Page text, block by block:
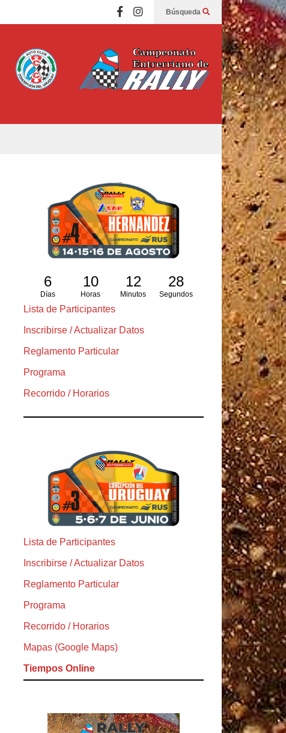
Búsqueda
6
Días
10
Horas
12
Minutos
27
Segundos
Lista de Participantes
Inscribirse / Actualizar Datos
Reglamento Particular
Programa
Recorrido / Horarios
Lista de Participantes
Inscribirse / Actualizar Datos
Reglamento Particular
Programa
Recorrido / Horarios
Mapas (Google Maps)
Tiempos Online